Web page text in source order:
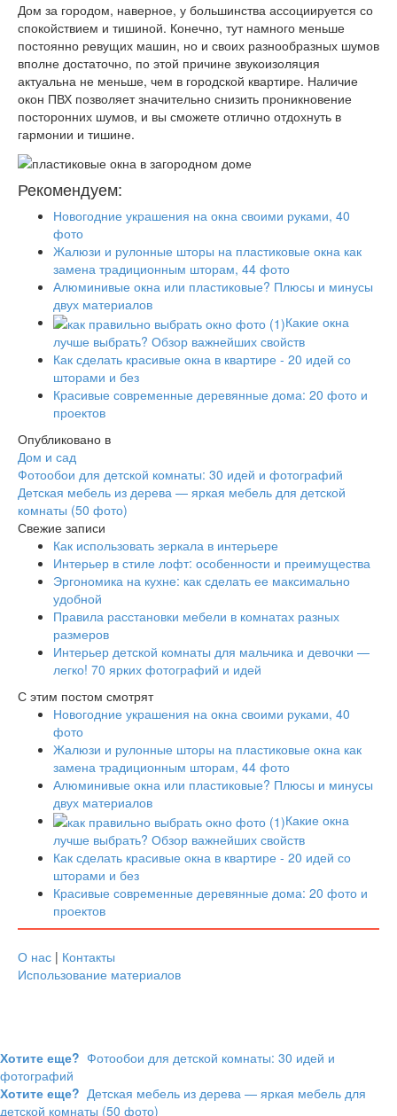
Дом за городом, наверное, у большинства ассоциируется со
спокойствием и тишиной. Конечно, тут намного меньше
постоянно ревущих машин, но и своих разнообразных шумов
вполне достаточно, по этой причине звукоизоляция
актуальна не меньше, чем в городской квартире. Наличие
окон ПВХ позволяет значительно снизить проникновение
посторонних шумов, и вы сможете отлично отдохнуть в
гармонии и тишине.
Рекомендуем:
Новогодние украшения на окна своими руками, 40
фото
Жалюзи и рулонные шторы на пластиковые окна как
замена традиционным шторам, 44 фото
Алюминивые окна или пластиковые? Плюсы и минусы
двух материалов
Какие окна
лучше выбрать? Обзор важнейших свойств
Как сделать красивые окна в квартире - 20 идей со
шторами и без
Красивые современные деревянные дома: 20 фото и
проектов
Опубликовано в
Дом и сад
Фотообои для детской комнаты: 30 идей и фотографий
Детская мебель из дерева — яркая мебель для детской
комнаты (50 фото)
Свежие записи
Как использовать зеркала в интерьере
Интерьер в стиле лофт: особенности и преимущества
Эргономика на кухне: как сделать ее максимально
удобной
Правила расстановки мебели в комнатах разных
размеров
Интерьер детской комнаты для мальчика и девочки —
легко! 70 ярких фотографий и идей
С этим постом смотрят
Новогодние украшения на окна своими руками, 40
фото
Жалюзи и рулонные шторы на пластиковые окна как
замена традиционным шторам, 44 фото
Алюминивые окна или пластиковые? Плюсы и минусы
двух материалов
Какие окна
лучше выбрать? Обзор важнейших свойств
Как сделать красивые окна в квартире - 20 идей со
шторами и без
Красивые современные деревянные дома: 20 фото и
проектов
О нас | Контакты
Использование материалов
Хотите еще? Фотообои для детской комнаты: 30 идей и
фотографий
Хотите еще? Детская мебель из дерева — яркая мебель для
детской комнаты (50 фото)